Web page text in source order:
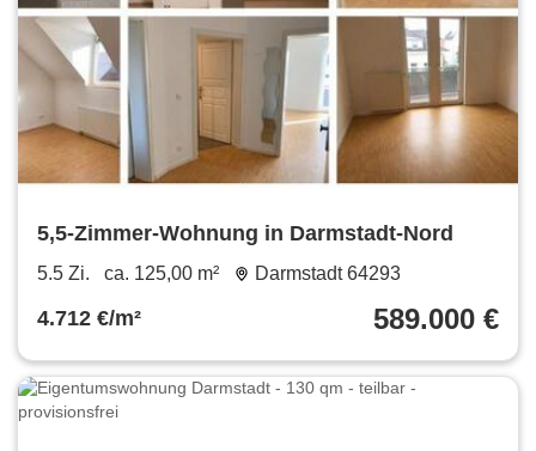
5,5-Zimmer-Wohnung in Darmstadt-Nord
5.5 Zi. ca. 125,00 m² Darmstadt 64293
4.712 €/m² 589.000 €